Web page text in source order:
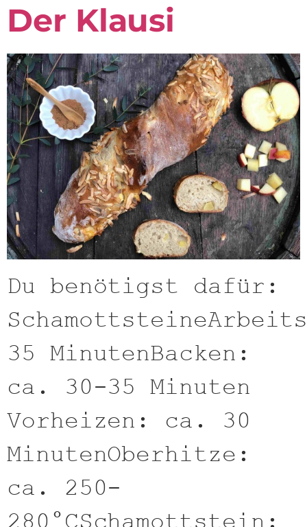
Der Klausi
Du benötigst dafür:
35 MinutenBacken:
ca. 30-35 Minuten
Vorheizen: ca. 30
MinutenOberhitze:
ca. 250-